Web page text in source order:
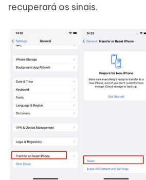
recuperará os sinais.